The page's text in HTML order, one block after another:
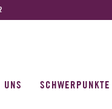
UNS SCHWERPUNKTE